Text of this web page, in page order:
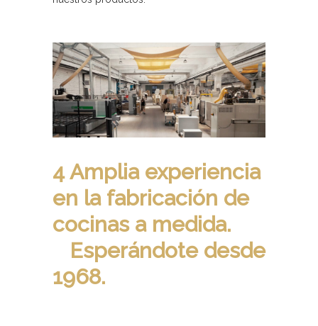
4 Amplia experiencia
en la fabricación de
cocinas a medida.
Esperándote desde
1968.